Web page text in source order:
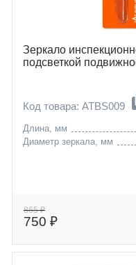
Зеркало
подсветкой
Код товара: ATBS009
Длина, мм
Диаметр зеркала, мм
865 ₽
750 ₽